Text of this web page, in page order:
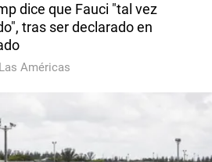
dice que Fauci "tal vez
tras ser declarado en
Américas